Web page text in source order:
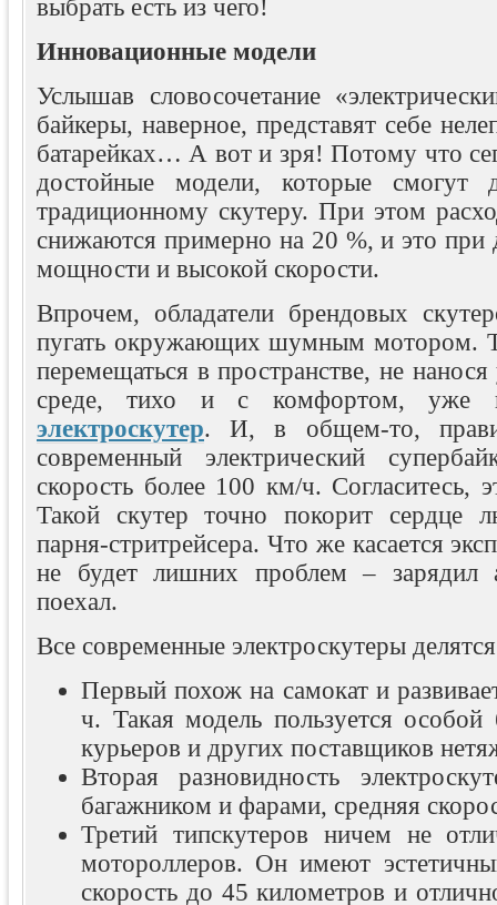
выбрать есть из чего!
Инновационные модели
Услышав словосочетание
байкеры, наверное, представят себе
батарейках… А вот и зря! Потому что
достойные модели, которые
традиционному скутеру. При этом
снижаются примерно на 20 %, и это при
мощности и высокой скорости.
Впрочем, обладатели брендовых
пугать окружающих шумным мотором.
перемещаться в пространстве, не
среде, тихо и с комфортом, уже
электроскутер. И, в общем-то,
современный электрический
скорость более 100 км/ч. Согласитесь,
Такой скутер точно покорит сердце
парня-стритрейсера. Что же касается
не будет лишних проблем – зарядил
поехал.
Все современные электроскутеры
Первый похож на самокат и
ч. Такая модель пользуется особой
курьеров и других поставщиков
Вторая разновидность
багажником и фарами, средняя
Третий типскутеров ничем не
мотороллеров. Он имеют
скорость до 45 километров и